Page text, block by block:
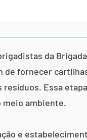
da
de fornecer
Essa
meio ambiente.
e